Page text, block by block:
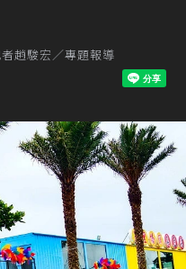
趙駿宏／專題報導